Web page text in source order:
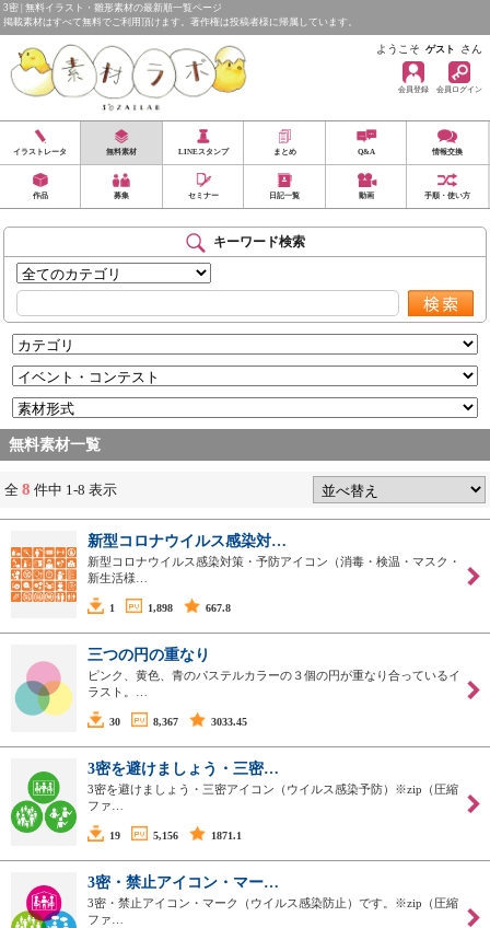
3密 | 無料イラスト・雛形素材の最新順一覧ページ
掲載素材はすべて無料でご利用頂けます。著作権は投稿者様に帰属しています。
ようこそ ゲスト さん
会員登録 会員ログイン
イラストレータ 無料素材 LINEスタンプ まとめ Q&A 情報交換
作品 募集 セミナー 日記一覧 動画 手順・使い方
キーワード検索
無料素材一覧
全 8 件中 1-8 表示
新型コロナウイルス感染対…
新型コロナウイルス感染対策・予防アイコン（消毒・検温・マスク・
新生活様…
1 1,898 667.8
三つの円の重なり
ピンク、黄色、青のパステルカラーの３個の円が重なり合っているイ
ラスト。…
30 8,367 3033.45
3密を避けましょう・三密…
3密を避けましょう・三密アイコン（ウイルス感染予防）※zip（圧縮
ファ…
19 5,156 1871.1
3密・禁止アイコン・マー…
3密・禁止アイコン・マーク（ウイルス感染防止）です。※zip（圧縮
ファ…